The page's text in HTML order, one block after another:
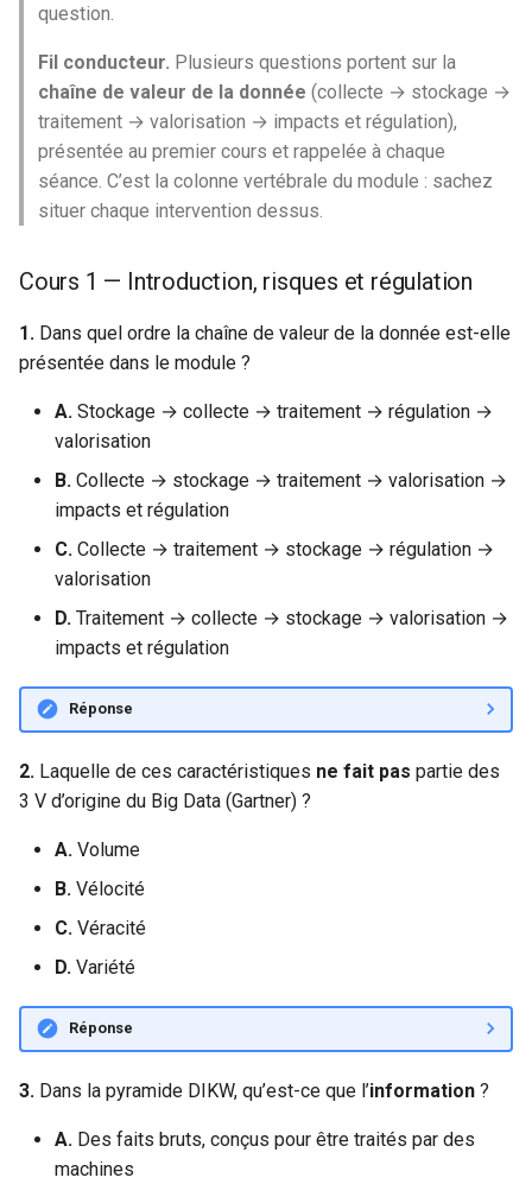
question.
Fil conducteur. Plusieurs questions portent sur la
chaîne de valeur de la donnée (collecte → stockage →
traitement → valorisation → impacts et régulation),
présentée au premier cours et rappelée à chaque
séance. C’est la colonne vertébrale du module : sachez
situer chaque intervention dessus.
Cours 1 — Introduction, risques et régulation
1. Dans quel ordre la chaîne de valeur de la donnée est-elle
présentée dans le module ?
A. Stockage → collecte → traitement → régulation →
valorisation
B. Collecte → stockage → traitement → valorisation →
impacts et régulation
C. Collecte → traitement → stockage → régulation →
valorisation
D. Traitement → collecte → stockage → valorisation →
impacts et régulation
Réponse
2. Laquelle de ces caractéristiques ne fait pas partie des
3 V d’origine du Big Data (Gartner) ?
A. Volume
B. Vélocité
C. Véracité
D. Variété
Réponse
3. Dans la pyramide DIKW, qu’est-ce que l’information ?
A. Des faits bruts, conçus pour être traités par des
machines